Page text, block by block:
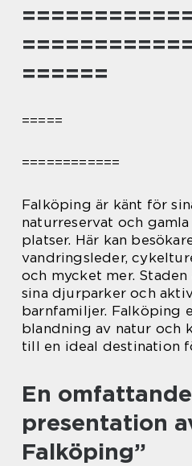
======
=====
============
Falköping är känt för
naturreservat och
platser. Här kan
vandringsleder,
och mycket mer.
sina djurparker och
barnfamiljer. Falköping
blandning av natur och
till en ideal destination
En omfattande
presentation
Falköping”